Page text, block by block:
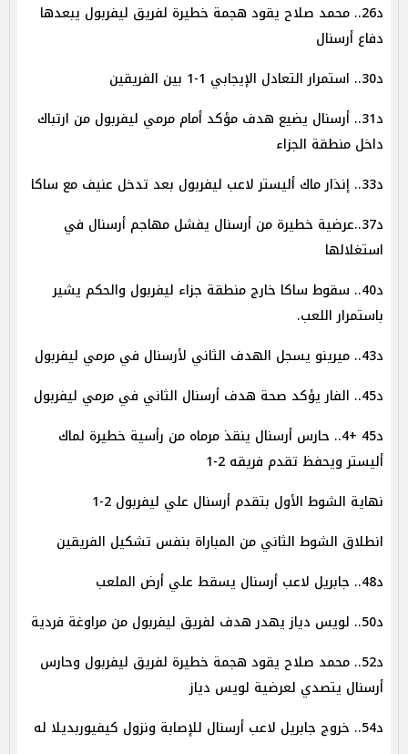
د26.. محمد صلاح يقود هجمة خطيرة لفريق ليفربول يبعدها
دفاع أرسنال
د30.. استمرار التعادل الإيجابي 1-1 بين الفريقين
د31.. أرسنال يضيع هدف مؤكد أمام مرمي ليفربول من ارتباك
داخل منطقة الجزاء
د33.. إنذار ماك أليستر لاعب ليفربول بعد تدخل عنيف مع ساكا
د37..عرضية خطيرة من أرسنال يفشل مهاجم أرسنال في
استغلالها
د40.. سقوط ساكا خارج منطقة جزاء ليفربول والحكم يشير
باستمرار اللعب.
د43.. ميرينو يسجل الهدف الثاني لأرسنال في مرمي ليفربول
د45.. الفار يؤكد صحة هدف أرسنال الثاني في مرمي ليفربول
د45 +4.. حارس أرسنال ينقذ مرماه من رأسية خطيرة لماك
أليستر ويحفظ تقدم فريقه 2-1
نهاية الشوط الأول بتقدم أرسنال علي ليفربول 2-1
انطلاق الشوط الثاني من المباراة بنفس تشكيل الفريقين
د48.. جابريل لاعب أرسنال يسقط علي أرض الملعب
د50.. لويس دياز يهدر هدف لفريق ليفربول من مراوغة فردية
د52.. محمد صلاح يقود هجمة خطيرة لفريق ليفربول وحارس
أرسنال يتصدي لعرضية لويس دياز
د54.. خروج جابريل لاعب أرسنال للإصابة ونزول
كيفيوربديلا له